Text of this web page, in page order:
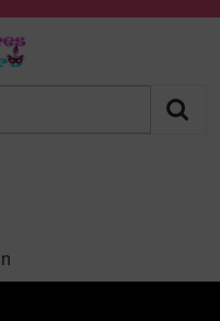
puedes utilizar
Login